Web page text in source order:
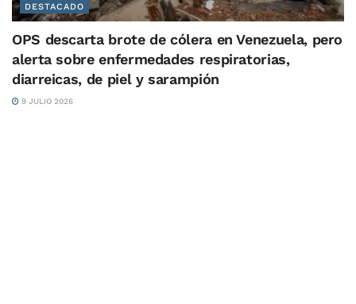
DESTACADO
OPS descarta brote de cólera en Venezuela, pero
alerta sobre enfermedades respiratorias,
diarreicas, de piel y sarampión
9 JULIO 2026